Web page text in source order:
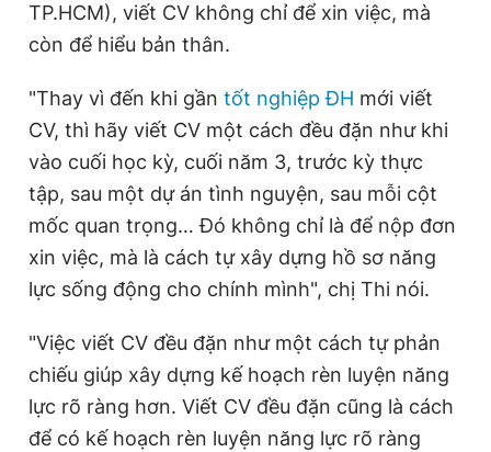
TP.HCM), viết CV không chỉ để xin việc, mà
còn để hiểu bản thân.
"Thay vì đến khi gần tốt nghiệp ĐH mới viết
CV, thì hãy viết CV một cách đều đặn như khi
vào cuối học kỳ, cuối năm 3, trước kỳ thực
tập, sau một dự án tình nguyện, sau mỗi cột
mốc quan trọng… Đó không chỉ là để nộp đơn
xin việc, mà là cách tự xây dựng hồ sơ năng
lực sống động cho chính mình", chị Thi nói.
"Việc viết CV đều đặn như một cách tự phản
chiếu giúp xây dựng kế hoạch rèn luyện năng
lực rõ ràng hơn. Viết CV đều đặn cũng là cách
để có kế hoạch rèn luyện năng lực rõ ràng